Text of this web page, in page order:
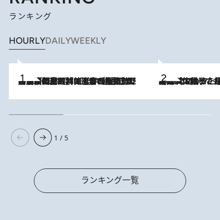
ランキング
HOURLYDAILYWEEKLY
2026.8.8
「最後に見られてよかった」上野動物園の東園パンダ舎が解体前に特別公開。8月16日まで延長されたパネル展と共に辿る“半世紀”のパンダ飼育《解体工事の図面あり》 2026.8.5
【阿川佐和子さんの年とる力】なぜ70代で始めた趣味は“こんなに楽しい”のか？ ピアノ、俳句…スランプに陥っても続けられる“ある秘訣”とは
1 / 5
ランキング一覧